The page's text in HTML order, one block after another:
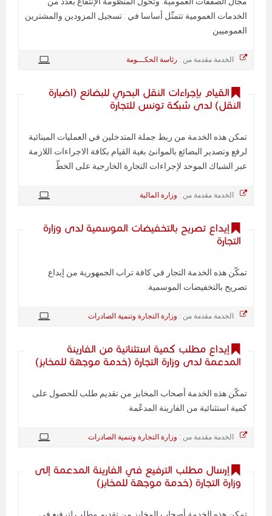
الخدمات العمومية تتمثّل أساسا في : تسجيل المزودين والمشترين
العموميين
الخدمة مقدمة من : رئاسة الحكـــومة
القيام بإجراءات النقل البحري للبضائع (اضبارة
النقل) لدى شبكة تونس للتجارة
تمكن هذه الخدمة من ربط جملة المتدخلين في العمليات المينائية
لرفع وتصدير البضائع بالموانئ بغية القيام بكافة الاجراءات اللازمة
عبر الشباك الموحد لإجراءات التجارة الخارجية على الخطّ
الخدمة مقدمة من : وزارة المالية
إيداع تصريح بالتخفيضات الموسمية لدى وزارة
التجارة
تمكّن هذه الخدمة التجار في كافة تراب الجمهورية من إيداع
تصريح بالتخفيضات الموسمية.
الخدمة مقدمة من : وزارة التجارة وتنمية الصادرات
إيداع مطلب كمية استثنائية من الفارينة
المدعمة لدى وزارة التجارة (خدمة موجهة للمخابز)
تمكّن هذه الخدمة أصحاب المخابز من تقديم طلب للحصول على
كمية استثنائية من الفارينة المدعّمة.
الخدمة مقدمة من : وزارة التجارة وتنمية الصادرات
إرسال مطلب الترفيع في الفارينة المدعمة إلى
وزارة التجارة (خدمة موجهة للمخابز)